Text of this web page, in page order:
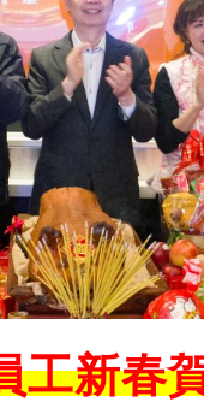
工新春